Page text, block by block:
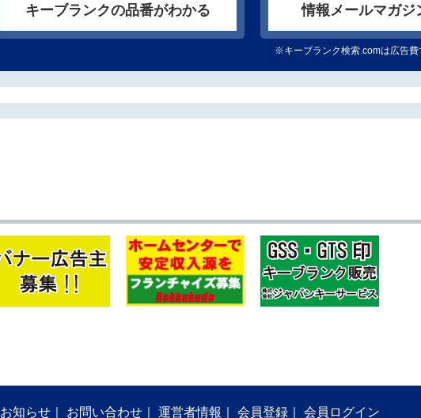
キーブランクの品番がわかる
情報メールマガジ
※キーブランク検索.comは広告費
お知らせ お問い合わせ 運営者情報 会員登録 会員ログイン